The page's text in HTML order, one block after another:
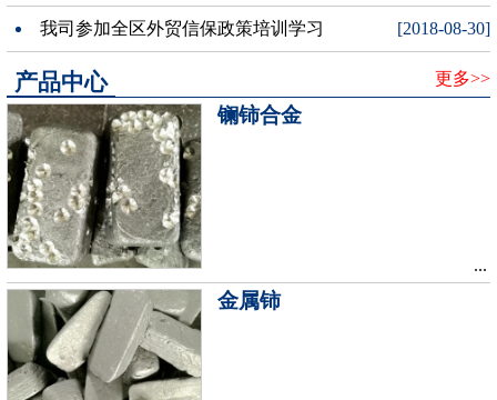
[2018-08-30]
我司参加全区外贸信保政策培训学习
更多>>
产品中心
镧铈合金
...
金属铈